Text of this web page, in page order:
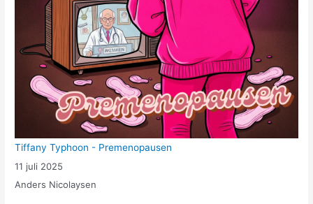
Tiffany Typhoon - Premenopausen
11 juli 2025
Anders Nicolaysen